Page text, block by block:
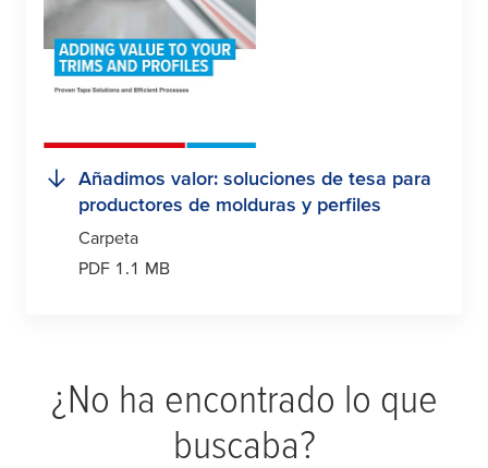
Añadimos valor: soluciones de tesa para
productores de molduras y perfiles
Carpeta
PDF 1.1 MB
¿No ha encontrado lo que
buscaba?